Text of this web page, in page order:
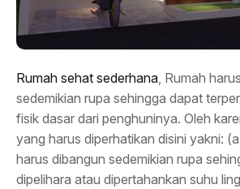
Rumah sehat sederhana, Rumah
sedemikian rupa sehingga dapat
fisik dasar dari penghuninya. Oleh
yang harus diperhatikan disini yakni:
harus dibangun sedemikian rupa
dipelihara atau dipertahankan suhu